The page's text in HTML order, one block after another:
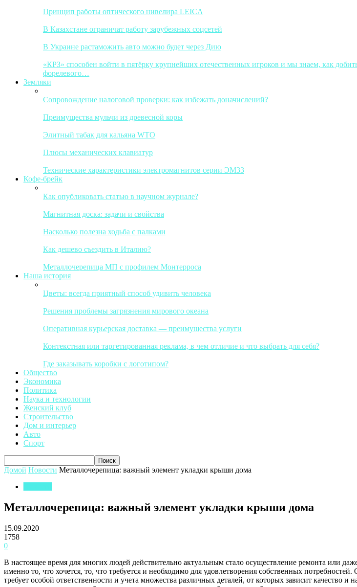
Принцип работы оптического нивелира LEICA
В Казахстане ограничат работу зарубежных соцсетей
В Украине растаможить авто можно будет через Дию
«КРЗ» способен войти в пятёрку крупнейших отечественных игроков и мы знаем, как
форелевого…
Земляки
Сопровождение налоговой проверки: как избежать доначислений?
Преимущества мульчи из древесной коры
Элитный табак для кальяна WTO
Плюсы механических клавиатур
Технические характеристики электромагнитов серии ЭМ33
Кофе-брейк
Как опубликовать статью в научном журнале?
Магнитная доска: задачи и свойства
Насколько полезна ходьба с палками
Как дешево съездить в Италию?
Металлочерепица МП с профилем Монтерроса
Наша история
Цветы: всегда приятный способ удивить человека
Решения проблемы загрязнения мирового океана
Оперативная курьерская доставка — преимущества услуги
Контекстная или таргетированная реклама, в чем отличие и что выбрать для себя?
Где заказывать коробки с логотипом?
Общество
Экономика
Политика
Наука и технологии
Женский клуб
Строительство
Дом и интерьер
Авто
Спорт
Домой Новости Металлочерепица: важный элемент укладки крыши дома
Металлочерепица: важный элемент укладки крыши дома
15.09.2020
1758
0
В настоящее время для многих людей действительно актуальным стало осуществление ремонта или
именно то, что хочется, то, что требуется и необходимо для удовлетворения собственных потребностей.
требует особой ответственности и учета множества различных деталей, от которых зависит качество